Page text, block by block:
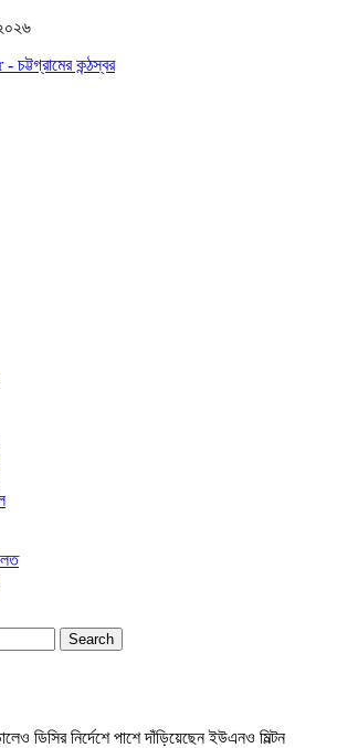
কন্ঠস্বর
ডিসির নির্দেশে পাশে দাঁড়িয়েছেন ইউএনও মিল্টন